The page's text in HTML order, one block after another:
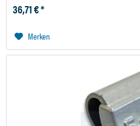
36,71 € *
Merken